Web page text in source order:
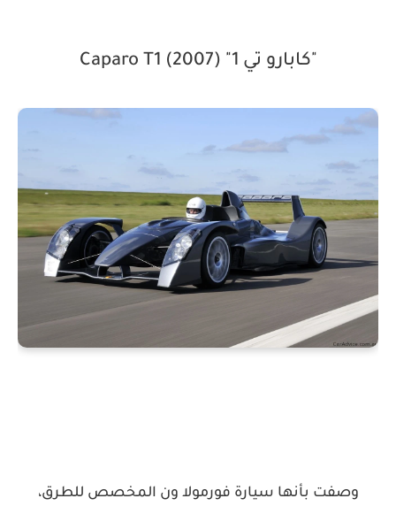
"كابارو تي 1" (2007) Caparo T1
وصفت بأنها سيارة فورمولا ون المخصص للطرق،